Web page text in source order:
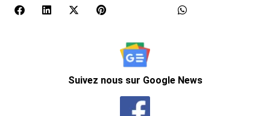
Suivez nous sur Google News